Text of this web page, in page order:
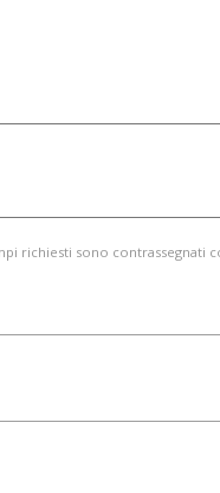
richiesti sono contrassegnati